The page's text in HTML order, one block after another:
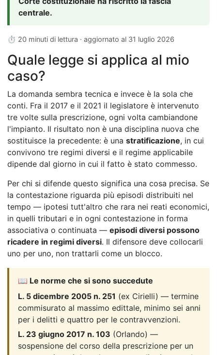
centrale.
⏱ 20 minuti di lettura · aggiornato al 31 luglio 2026
Quale legge si applica al mio
caso?
La domanda sembra tecnica e invece è la sola che
conti. Fra il 2017 e il 2021 il legislatore è intervenuto
tre volte sulla prescrizione, ogni volta cambiandone
l'impianto. Il risultato non è una disciplina nuova che
sostituisce la precedente: è una stratificazione, in cui
convivono tre regimi diversi e il regime applicabile
dipende dal giorno in cui il fatto è stato commesso.
Per chi si difende questo significa una cosa precisa. Se
la contestazione riguarda più episodi distribuiti nel
tempo — ipotesi tutt'altro che rara nei reati economici,
in quelli tributari e in ogni contestazione in forma
associativa o continuata — episodi diversi possono
ricadere in regimi diversi. Il difensore deve collocarli
uno per uno, non trattarli come un blocco.
📖 Le norme che si sono succedute
L. 5 dicembre 2005 n. 251 (ex Cirielli) — termine
commisurato al massimo edittale, minimo sei anni
per i delitti e quattro per le contravvenzioni.
L. 23 giugno 2017 n. 103 (Orlando) —
sospensione del corso della prescrizione per un